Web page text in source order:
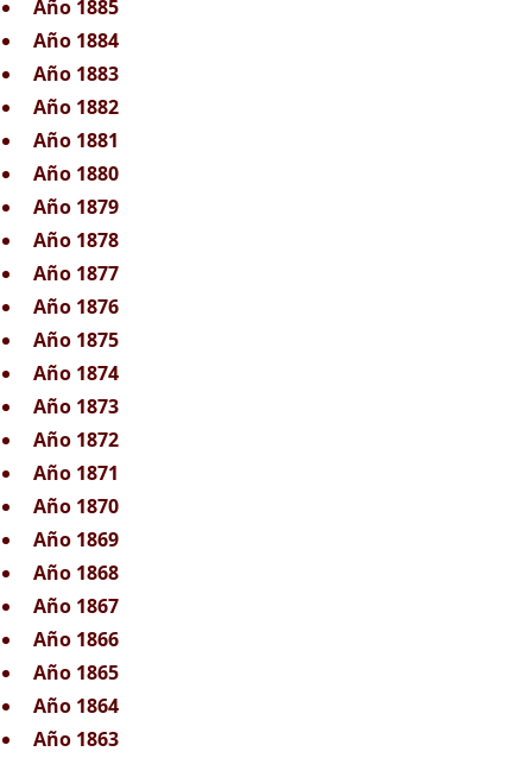
Año 1885
Año 1884
Año 1883
Año 1882
Año 1881
Año 1880
Año 1879
Año 1878
Año 1877
Año 1876
Año 1875
Año 1874
Año 1873
Año 1872
Año 1871
Año 1870
Año 1869
Año 1868
Año 1867
Año 1866
Año 1865
Año 1864
Año 1863